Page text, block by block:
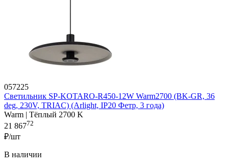
057225
Светильник SP-KOTARO-R450-12W Warm2700 (BK-GR, 36
deg, 230V, TRIAC) (Arlight, IP20 Фетр, 3 года)
Warm | Тёплый 2700 K
21 86772
₽/шт
В наличии